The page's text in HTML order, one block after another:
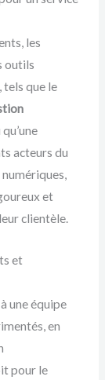
les
outils
que le
acteurs du
et
clientèle.
et
une équipe
en
pour le